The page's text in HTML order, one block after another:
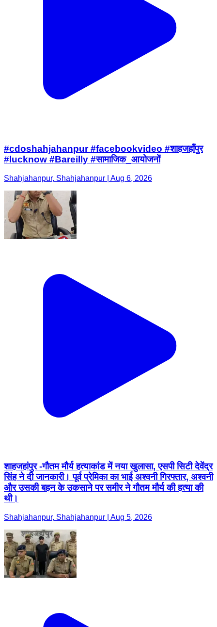
#cdoshahjahanpur #facebookvideo #शाहजहाँपुर
#lucknow #Bareilly #सामाजिक_आयोजनों
Shahjahanpur, Shahjahanpur | Aug 6, 2026
शाहजहांपुर -गौतम मौर्य हत्याकांड में नया खुलासा, एसपी सिटी देवेंद्र
सिंह ने दी जानकारी। पूर्व प्रेमिका का भाई अश्वनी गिरफ्तार, अश्वनी
और उसकी बहन के उकसाने पर समीर ने गौतम मौर्य की हत्या की
थी।
Shahjahanpur, Shahjahanpur | Aug 5, 2026